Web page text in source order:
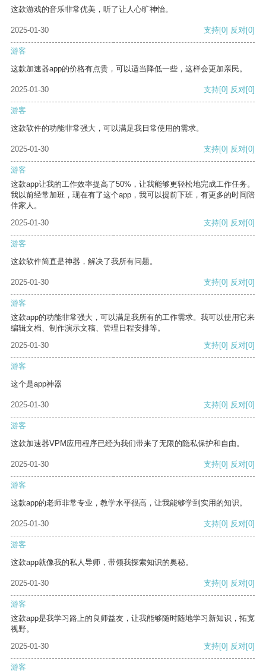
这款游戏的音乐非常优美，听了让人心旷神怡。
2025-01-30 支持[0] 反对[0]
游客
这款加速器app的价格有点贵，可以适当降低一些，这样会更加亲民。
2025-01-30 支持[0] 反对[0]
游客
这款软件的功能非常强大，可以满足我日常使用的需求。
2025-01-30 支持[0] 反对[0]
游客
这款app让我的工作效率提高了50%，让我能够更轻松地完成工作任务。
我以前经常加班，现在有了这个app，我可以提前下班，有更多的时间陪
伴家人。
2025-01-30
支持[0] 反对[0]
游客
这款软件简直是神器，解决了我所有问题。
2025-01-30 支持[0] 反对[0]
游客
这款app的功能非常强大，可以满足我所有的工作需求。我可以使用它来
编辑文档、制作演示文稿、管理日程安排等。
2025-01-30
支持[0] 反对[0]
游客
这个是app神器
2025-01-30 支持[0] 反对[0]
游客
这款加速器VPM应用程序已经为我们带来了无限的隐私保护和自由。
2025-01-30 支持[0] 反对[0]
游客
这款app的老师非常专业，教学水平很高，让我能够学到实用的知识。
2025-01-30 支持[0] 反对[0]
游客
这款app就像我的私人导师，带领我探索知识的奥秘。
2025-01-30 支持[0] 反对[0]
游客
这款app是我学习路上的良师益友，让我能够随时随地学习新知识，拓宽
视野。
2025-01-30
支持[0] 反对[0]
游客